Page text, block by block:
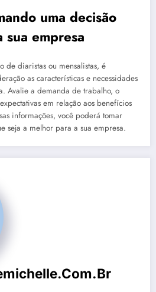
uma decisão
empresa
de diaristas ou mensalistas, é
as características e necessidades
Avalie a demanda de trabalho, o
em relação aos benefícios
informações, você poderá tomar
seja a melhor para a sua empresa.